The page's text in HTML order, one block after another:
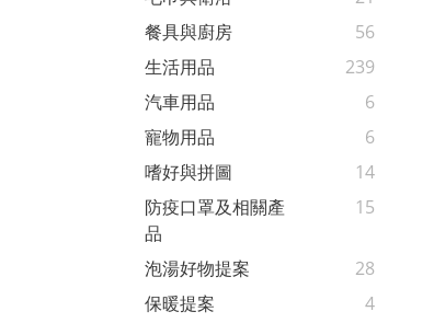
餐具與廚房
56
生活用品
239
汽車用品
6
寵物用品
6
嗜好與拼圖
14
防疫口罩及相關產
品
15
泡湯好物提案
28
保暖提案
4